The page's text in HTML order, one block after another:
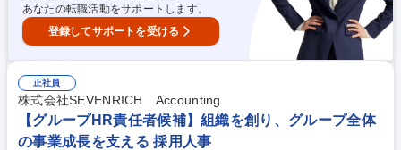
あなたの転職活動をサポートします。
登録してサポートを受ける
正社員
株式会社SEVENRICH Accounting
【グループHR責任者候補】組織を創り、グループ全体
の事業成長を支える 採用人事